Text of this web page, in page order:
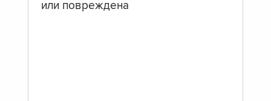
или повреждена